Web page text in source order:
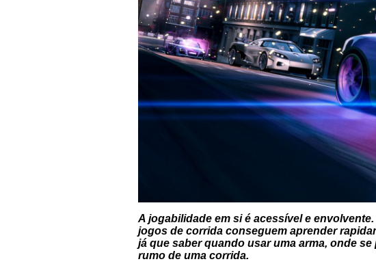
A jogabilidade em si é acessível e
jogos de corrida conseguem aprender
já que saber quando usar uma arma, onde
rumo de uma corrida.